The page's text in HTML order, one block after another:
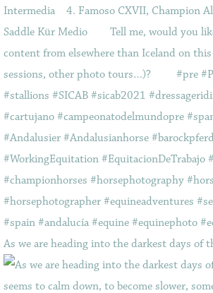
As we are heading into the darkest days of